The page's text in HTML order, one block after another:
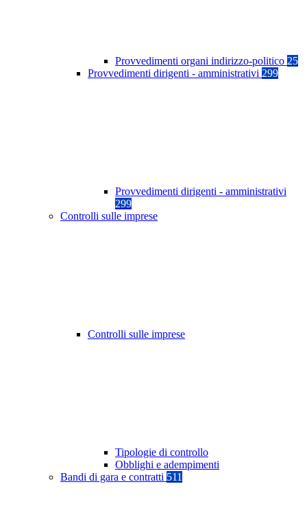
Provvedimenti organi indirizzo-politico 25
Provvedimenti dirigenti - amministrativi 299
Provvedimenti dirigenti - amministrativi
299
Controlli sulle imprese
Controlli sulle imprese
Tipologie di controllo
Obblighi e adempimenti
Bandi di gara e contratti 511